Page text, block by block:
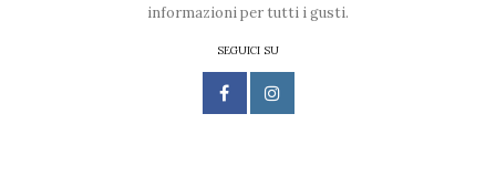
informazioni per tutti i gusti.
SEGUICI SU